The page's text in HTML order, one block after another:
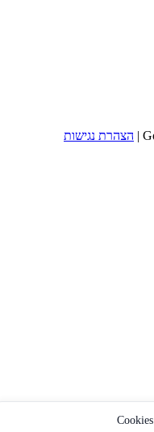
הצהרת נגישות
האתר עושה שימוש בקבצי Cookies, לרבות Cookies